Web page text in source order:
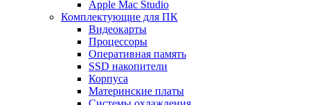
Apple Mac Studio
Комплектующие для ПК
Видеокарты
Процессоры
Оперативная память
SSD накопители
Корпуса
Материнские платы